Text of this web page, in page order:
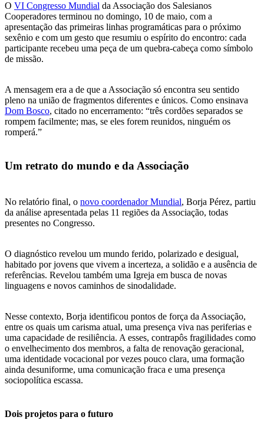
O VI Congresso Mundial da Associação dos Salesianos
Cooperadores terminou no domingo, 10 de maio, com a
apresentação das primeiras linhas programáticas para o próximo
sexênio e com um gesto que resumiu o espírito do encontro: cada
participante recebeu uma peça de um quebra-cabeça como símbolo
de missão.
A mensagem era a de que a Associação só encontra seu sentido
pleno na união de fragmentos diferentes e únicos. Como ensinava
Dom Bosco, citado no encerramento: “três cordões separados se
rompem facilmente; mas, se eles forem reunidos, ninguém os
romperá.”
Um retrato do mundo e da Associação
No relatório final, o novo coordenador Mundial, Borja Pérez, partiu
da análise apresentada pelas 11 regiões da Associação, todas
presentes no Congresso.
O diagnóstico revelou um mundo ferido, polarizado e desigual,
habitado por jovens que vivem a incerteza, a solidão e a ausência de
referências. Revelou também uma Igreja em busca de novas
linguagens e novos caminhos de sinodalidade.
Nesse contexto, Borja identificou pontos de força da Associação,
entre os quais um carisma atual, uma presença viva nas periferias e
uma capacidade de resiliência. A esses, contrapôs fragilidades como
o envelhecimento dos membros, a falta de renovação geracional,
uma identidade vocacional por vezes pouco clara, uma formação
ainda desuniforme, uma comunicação fraca e uma presença
sociopolítica escassa.
Dois projetos para o futuro